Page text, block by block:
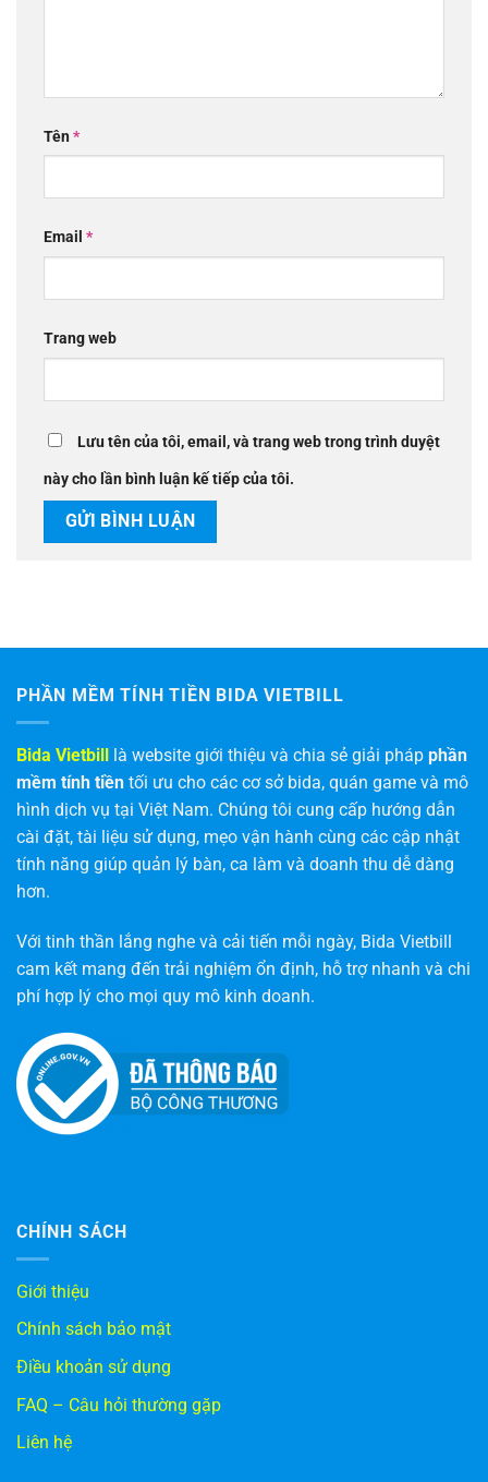
Tên*
Email *
Trang web
Lưu tên của tôi, email, và trang web trong trình duyệt
này cho lần bình luận kế tiếp của tôi.
PHẦN MỀM TÍNH TIỀN BIDA VIETBILL
Bida Vietbill là website giới thiệu và chia sẻ giải pháp phần
mềm tính tiền tối ưu cho các cơ sở bida, quán game và mô
hình dịch vụ tại Việt Nam. Chúng tôi cung cấp hướng dẫn
cài đặt, tài liệu sử dụng, mẹo vận hành cùng các cập nhật
tính năng giúp quản lý bàn, ca làm và doanh thu dễ dàng
hơn.
Với tinh thần lắng nghe và cải tiến mỗi ngày, Bida Vietbill
cam kết mang đến trải nghiệm ổn định, hỗ trợ nhanh và chi
phí hợp lý cho mọi quy mô kinh doanh.
CHÍNH SÁCH
Giới thiệu
Chính sách bảo mật
Điều khoản sử dụng
FAQ – Câu hỏi thường gặp
Liên hệ